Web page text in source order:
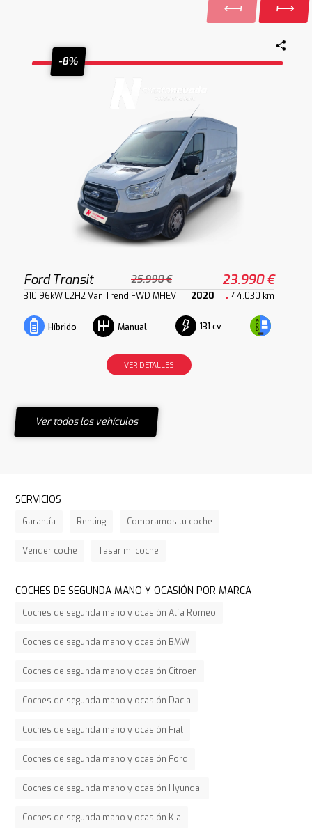
-8%
Ford Transit 25.990 € 23.990 €
310 96kW L2H2 Van Trend FWD MHEV 2020 44.030 km
Híbrido Manual 131 cv
VER DETALLES
Ver todos los vehículos
SERVICIOS
Garantía Renting Compramos tu coche
Vender coche Tasar mi coche
COCHES DE SEGUNDA MANO Y OCASIÓN POR MARCA
Coches de segunda mano y ocasión Alfa Romeo
Coches de segunda mano y ocasión BMW
Coches de segunda mano y ocasión Citroen
Coches de segunda mano y ocasión Dacia
Coches de segunda mano y ocasión Fiat
Coches de segunda mano y ocasión Ford
Coches de segunda mano y ocasión Hyundai
Coches de segunda mano y ocasión Kia